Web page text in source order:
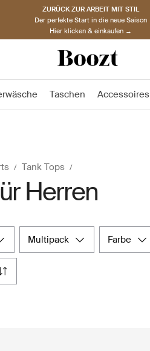
ZURÜCK ZUR ARBEIT MIT STIL
Der perfekte Start in die neue Saison
Hier klicken & einkaufen →
Taschen Accessoires
Tank Tops
Herren
multipack farbe